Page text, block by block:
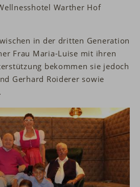
Warther Hof
in der dritten Generation
Frau Maria-Luise mit ihren
bekommen sie jedoch
Gerhard Roiderer sowie